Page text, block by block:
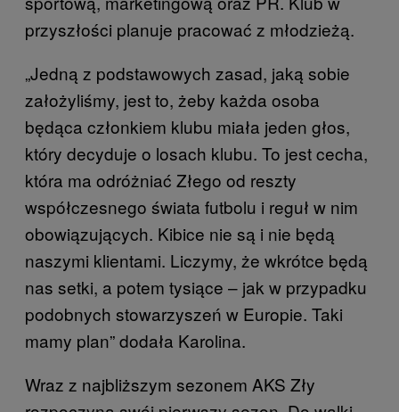
przyszłości planuje pracować z młodzieżą.
„Jedną z podstawowych zasad, jaką sobie
założyliśmy, jest to, żeby każda osoba
będąca członkiem klubu miała jeden głos,
który decyduje o losach klubu. To jest cecha,
która ma odróżniać Złego od reszty
współczesnego świata futbolu i reguł w nim
obowiązujących. Kibice nie są i nie będą
naszymi klientami. Liczymy, że wkrótce będą
nas setki, a potem tysiące – jak w przypadku
podobnych stowarzyszeń w Europie. Taki
mamy plan” dodała Karolina.
Wraz z najbliższym sezonem AKS Zły